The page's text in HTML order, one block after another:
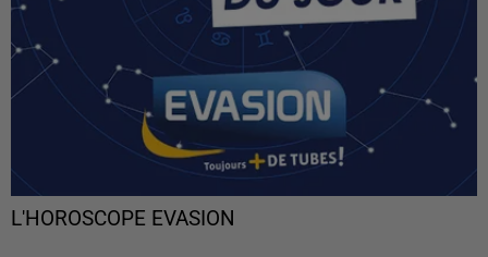
L'HOROSCOPE EVASION